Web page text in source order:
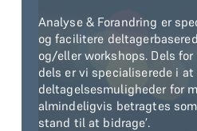
Analyse & Forandring er
og facilitere
og/eller workshops. Dels
dels er vi specialiserede i at
deltagelsesmuligheder for
almindeligvis betragtes som
stand til at bidrage’.